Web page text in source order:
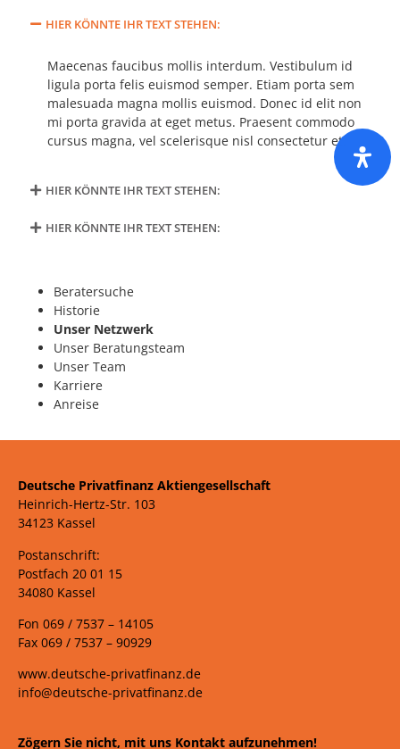
HIER KÖNNTE IHR TEXT STEHEN:
Maecenas faucibus mollis interdum. Vestibulum id
ligula porta felis euismod semper. Etiam porta sem
malesuada magna mollis euismod. Donec id elit non
mi porta gravida at eget metus. Praesent commodo
cursus magna, vel scelerisque nisl consectetur et.
HIER KÖNNTE IHR TEXT STEHEN:
HIER KÖNNTE IHR TEXT STEHEN:
Beratersuche
Historie
Unser Netzwerk
Unser Beratungsteam
Unser Team
Karriere
Anreise
Deutsche Privatfinanz Aktiengesellschaft
Heinrich-Hertz-Str. 103
34123 Kassel
Postanschrift:
Postfach 20 01 15
34080 Kassel
Fon 069 / 7537 – 14105
Fax 069 / 7537 – 90929
www.deutsche-privatfinanz.de
info@deutsche-privatfinanz.de
Zögern Sie nicht, mit uns Kontakt aufzunehmen!